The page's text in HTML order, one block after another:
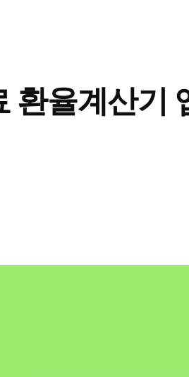
환율계산기